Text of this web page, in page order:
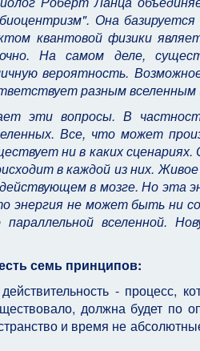
Она
квантовой физики
На самом деле,
вероятность.
разным вселенным
эти вопросы. В
Все, что может
ни в каких
в каждой из них.
в мозге. Но эта
энергия не может быть ни
параллельной вселенной.
семь принципов:
- процесс,
должна будет по
и время не